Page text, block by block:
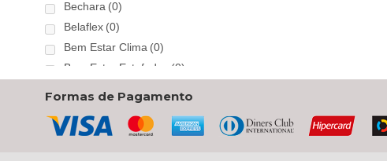
Bechara (0)
Belaflex (0)
Bem Estar Clima (0)
Bem Estar Estofados
(0)
Best (0)
Formas de Pagamento